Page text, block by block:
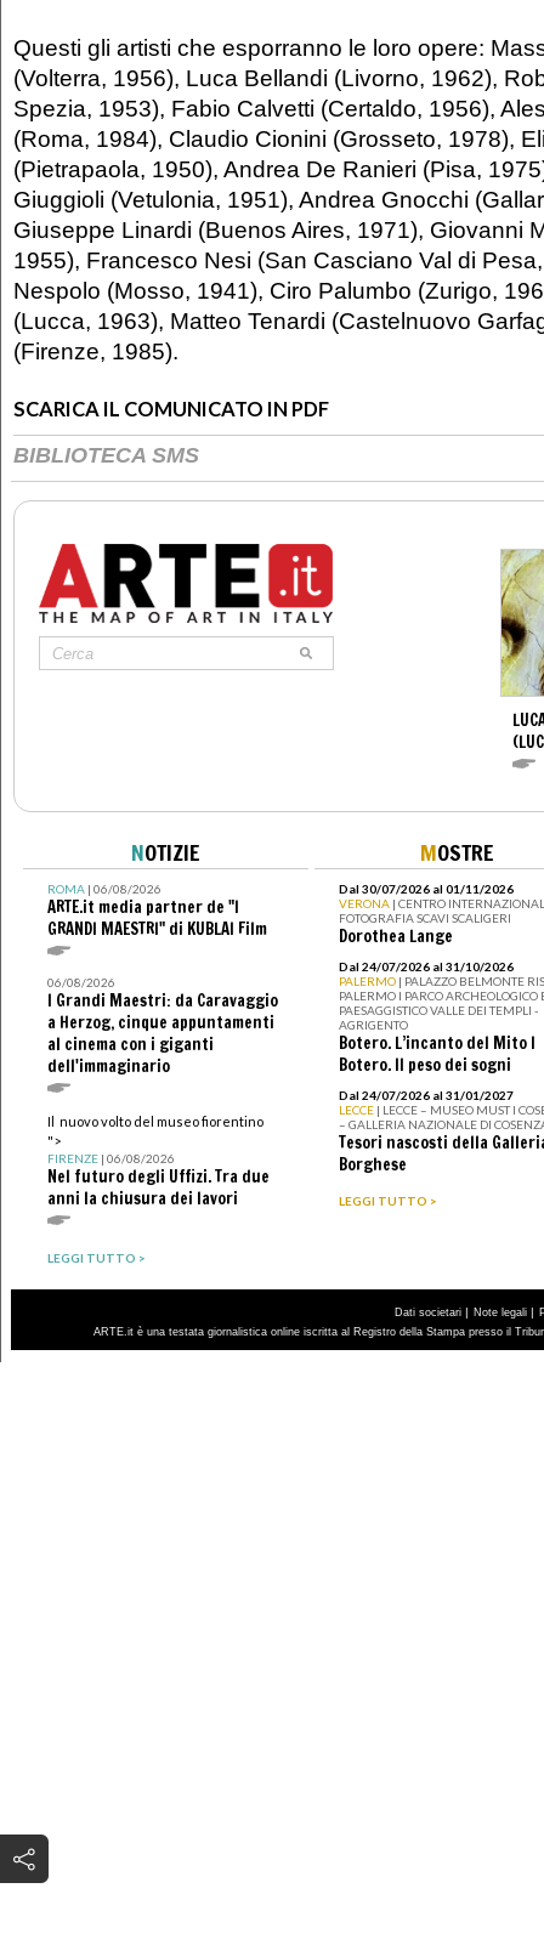
Questi gli artisti che esporranno le loro opere:
(Volterra, 1956), Luca Bellandi (Livorno, 1962),
Spezia, 1953), Fabio Calvetti (Certaldo, 1956),
(Roma, 1984), Claudio Cionini (Grosseto, 1978),
(Pietrapaola, 1950), Andrea De Ranieri (Pisa,
Giuggioli (Vetulonia, 1951), Andrea Gnocchi
Giuseppe Linardi (Buenos Aires, 1971), Giovanni
1955), Francesco Nesi (San Casciano Val di
Nespolo (Mosso, 1941), Ciro Palumbo (Zurigo,
(Lucca, 1963), Matteo Tenardi (Castelnuovo
(Firenze, 1985).
SCARICA IL COMUNICATO IN PDF
BIBLIOTECA SMS
NOTIZIE
ROMA| 06/08/2026
ARTE.it media partner de "I
GRANDI MAESTRI" di KUBLAI Film
06/08/2026
I Grandi Maestri: da Caravaggio
a Herzog, cinque appuntamenti
al cinema con i giganti
dell'immaginario
Il nuovo volto del museo fiorentino
">
FIRENZE| 06/08/2026
Nel futuro degli Uffizi. Tra due
anni la chiusura dei lavori
LEGGI TUTTO >
MOSTRE
Dal 30/07/2026 al 01/11/2026
VERONA | CENTRO
FOTOGRAFIA SCAVI SCALIGERI
Dorothea Lange
Dal 24/07/2026 al 31/10/2026
PALERMO | PALAZZO BELMONTE
PALERMO I PARCO ARCHEOLOGICO
PAESAGGISTICO VALLE DEI TEMPLI -
AGRIGENTO
Botero. L’incanto del Mito I
Botero. Il peso dei sogni
Dal 24/07/2026 al 31/01/2027
LECCE | LECCE – MUSEO MUST I
– GALLERIA NAZIONALE DI
Tesori nascosti della
Borghese
LEGGI TUTTO >
Dati societari | Note legali |
ARTE.it è una testata giornalistica online iscritta al Registro della Stampa presso il